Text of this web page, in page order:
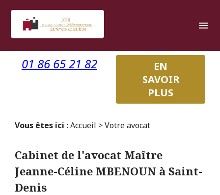
menu
01 86 65 21 82
EN
SAVOIR
PLUS
Vous êtes ici : Accueil > Votre avocat
Cabinet de l'avocat Maître
Jeanne-Céline MBENOUN à Saint-
Denis